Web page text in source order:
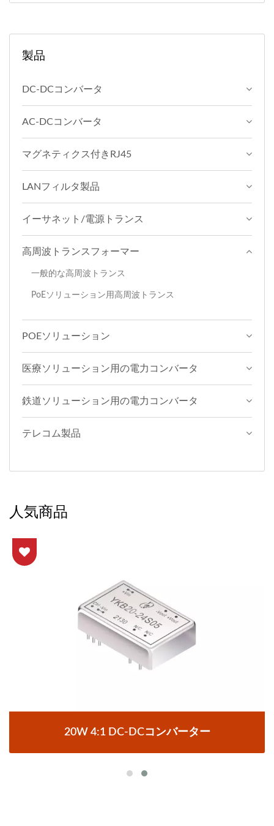
製品
DC-DCコンバータ
AC-DCコンバータ
マグネティクス付きRJ45
LANフィルタ製品
イーサネット/電源トランス
高周波トランスフォーマー
一般的な高周波トランス
PoEソリューション用高周波トランス
POEソリューション
医療ソリューション用の電力コンバータ
鉄道ソリューション用の電力コンバータ
テレコム製品
人気商品
20W 4:1 DC-DCコンバーター